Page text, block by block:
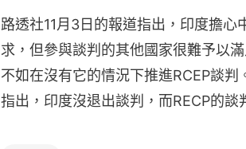
路透社11月3日的報道指出，印度擔
求，但參與談判的其他國家很難予以
不如在沒有它的情況下推進RCEP談
指出，印度沒退出談判，而RECP的談